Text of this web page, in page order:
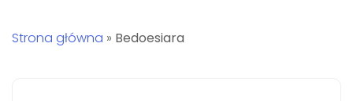
Strona główna » Bedoesiara